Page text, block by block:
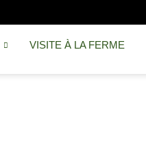
VISITE À LA FERME